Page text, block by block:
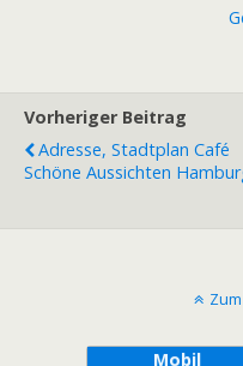
Vorheriger Beitrag
Adresse, Stadtplan Café
Schöne Aussichten
Mobil